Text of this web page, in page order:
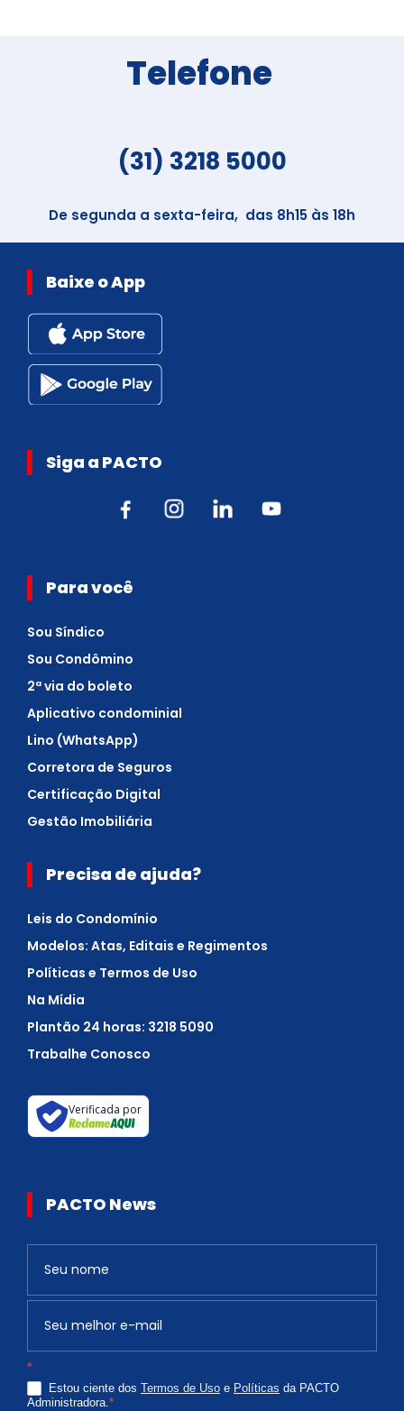
Telefone
(31) 3218 5000
De segunda a sexta-feira, das 8h15 às 18h
Baixe o App
Siga a PACTO
Para você
Sou Síndico
Sou Condômino
2ª via do boleto
Aplicativo condominial
Lino (WhatsApp)
Corretora de Seguros
Certificação Digital
Gestão Imobiliária
Precisa de ajuda?
Leis do Condomínio
Modelos: Atas, Editais e Regimentos
Políticas e Termos de Uso
Na Mídia
Plantão 24 horas: 3218 5090
Trabalhe Conosco
Verificada por
PACTO News
*
Estou ciente dos Termos de Uso e Políticas da PACTO
Administradora.*
v
ê